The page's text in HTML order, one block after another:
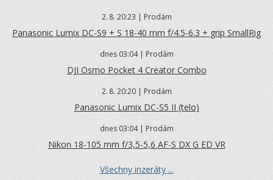
2. 8. 20:23 | Prodám
Panasonic Lumix DC-S9 + S 18-40 mm f/4.5-6.3 + grip SmallRig
dnes 03:04 | Prodám
DJI Osmo Pocket 4 Creator Combo
2. 8. 20:20 | Prodám
Panasonic Lumix DC-S5 II (telo)
dnes 03:04 | Prodám
Nikon 18-105 mm f/3,5-5,6 AF-S DX G ED VR
Všechny inzeráty ...